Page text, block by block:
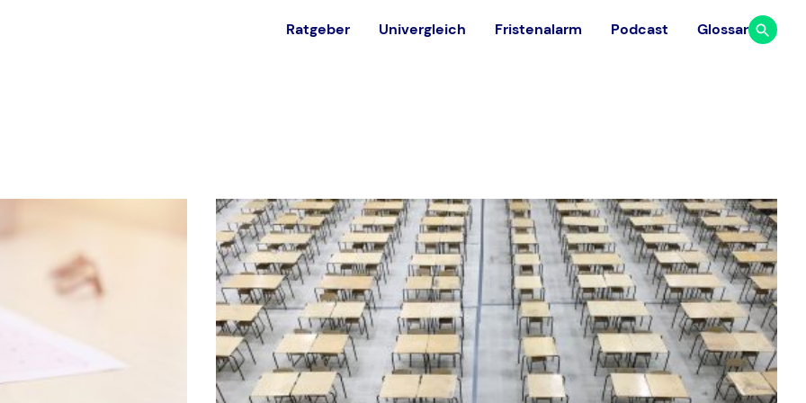
Ratgeber
Bundeswehr
Ausland
Studium finanzieren
Gehalt Arzt
Univergleich Fristenalarm Podcast Glossar
Universitäten vergleichen